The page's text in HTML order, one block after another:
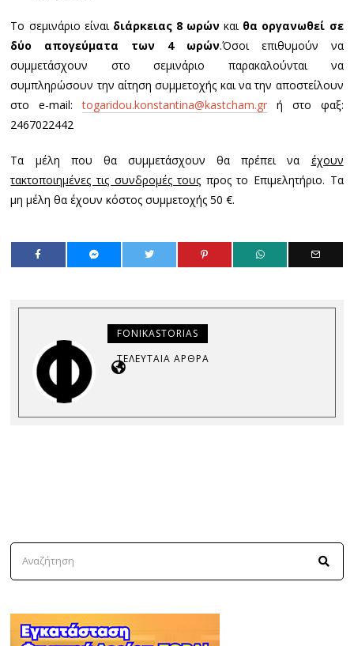
Το σεμινάριο είναι διάρκειας 8 ωρών και θα οργανωθεί σε
δύο απογεύματα των 4 ωρών.Όσοι επιθυμούν να
συμμετάσχουν στο σεμινάριο παρακαλούνται να
συμπληρώσουν την αίτηση συμμετοχής και να την αποστείλουν
στο e-mail:togaridou.konstantina@kastcham.gr ή στο φαξ:
2467022442
Τα μέλη που θα συμμετάσχουν θα πρέπει να έχουν
τακτοποιημένες τις συνδρομές τους προς το Επιμελητήριο. Τα
μη μέλη θα έχουν κόστος συμμετοχής 50 €.
FONIKASTORIAS
ΤΕΛΕΥΤΑΊΑ ΆΡΘΡΑ